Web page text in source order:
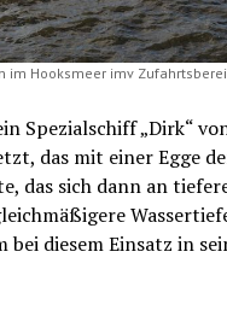
Hooksmeer imv
Spezialschiff „Dirk“
das mit einer Egge
das sich dann an
bei diesem Einsatz in